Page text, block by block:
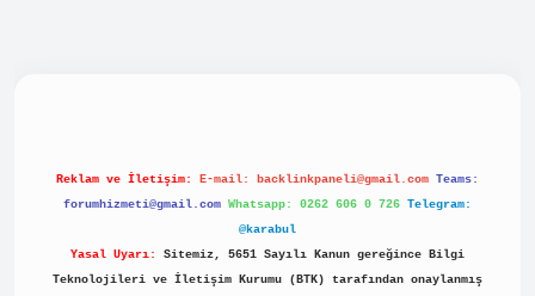
Reklam ve İletişim: E-mail: backlinkpaneli@gmail.com Teams:
forumhizmeti@gmail.com Whatsapp: 0262 606 0 726 Telegram:
@karabul
Yasal Uyarı:
Sitemiz, 5651 Sayılı Kanun gereğince Bilgi
Teknolojileri ve İletişim Kurumu (BTK) tarafından onaylanmış